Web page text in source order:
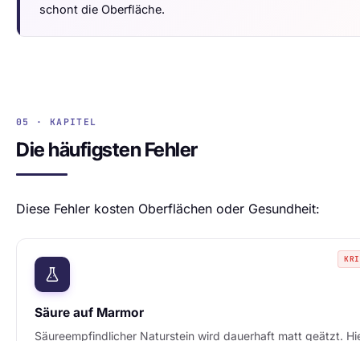
schont die Oberfläche.
05 · KAPITEL
Die häufigsten Fehler
Diese Fehler kosten Oberflächen oder Gesundheit:
Säure auf Marmor
Säureempfindlicher Naturstein wird dauerhaft matt geätzt.